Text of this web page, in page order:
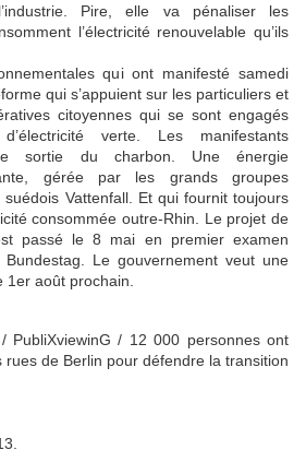
Pire, elle va pénaliser les
l’électricité renouvelable qu’ils
qui ont manifesté samedi
qui s’appuient sur les particuliers et
citoyennes qui se sont engagés
verte. Les manifestants
sortie du charbon. Une énergie
gérée par les grands groupes
Vattenfall. Et qui fournit toujours
consommée outre-Rhin. Le projet de
passé le 8 mai en premier examen
Le gouvernement veut une
août prochain.
/ PubliXviewinG / 12 000 personnes ont
rues de Berlin pour défendre la transition